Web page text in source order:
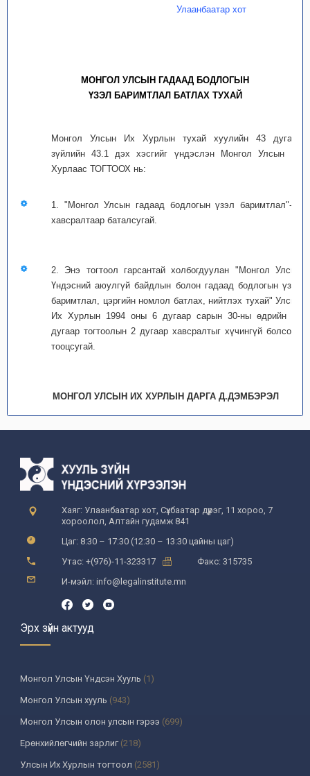
Улаанбаатар хот
МОНГОЛ УЛСЫН ГАДААД БОДЛОГЫН
ҮЗЭЛ БАРИМТЛАЛ БАТЛАХ ТУХАЙ
Монгол Улсын Их Хурлын тухай хуулийн 43 дугаар
зүйлийн 43.1 дэх хэсгийг үндэслэн Монгол Улсын Их
Хурлаас ТОГТООХ нь:
1. "Монгол Улсын гадаад бодлогын үзэл баримтлал"-ыг
хавсралтаар баталсугай.
2. Энэ тогтоол гарсантай холбогдуулан "Монгол Улсын
Үндэсний аюулгүй байдлын болон гадаад бодлогын үзэл
баримтлал, цэргийн номлол батлах, нийтлэх тухай" Улсын
Их Хурлын 1994 оны 6 дугаар сарын 30-ны өдрийн 56
дугаар тогтоолын 2 дугаар хавсралтыг хүчингүй болсонд
тооцсугай.
МОНГОЛ УЛСЫН ИХ ХУРЛЫН ДАРГА Д.ДЭМБЭРЭЛ
Хаяг: Улаанбаатар хот, Сүхбаатар дүүрэг, 11 хороо, 7
хороолол, Алтайн гудамж 841
Цаг: 8:30 – 17:30 (12:30 – 13:30 цайны цаг)
Утас: +(976)-11-323317
Факс: 315735
И-мэйл: info@legalinstitute.mn
Эрх зүйн актууд
Монгол Улсын Үндсэн Хууль (1)
Монгол Улсын хууль (943)
Монгол Улсын олон улсын гэрээ (699)
Ерөнхийлөгчийн зарлиг(218)
Улсын Их Хурлын тогтоол (2581)